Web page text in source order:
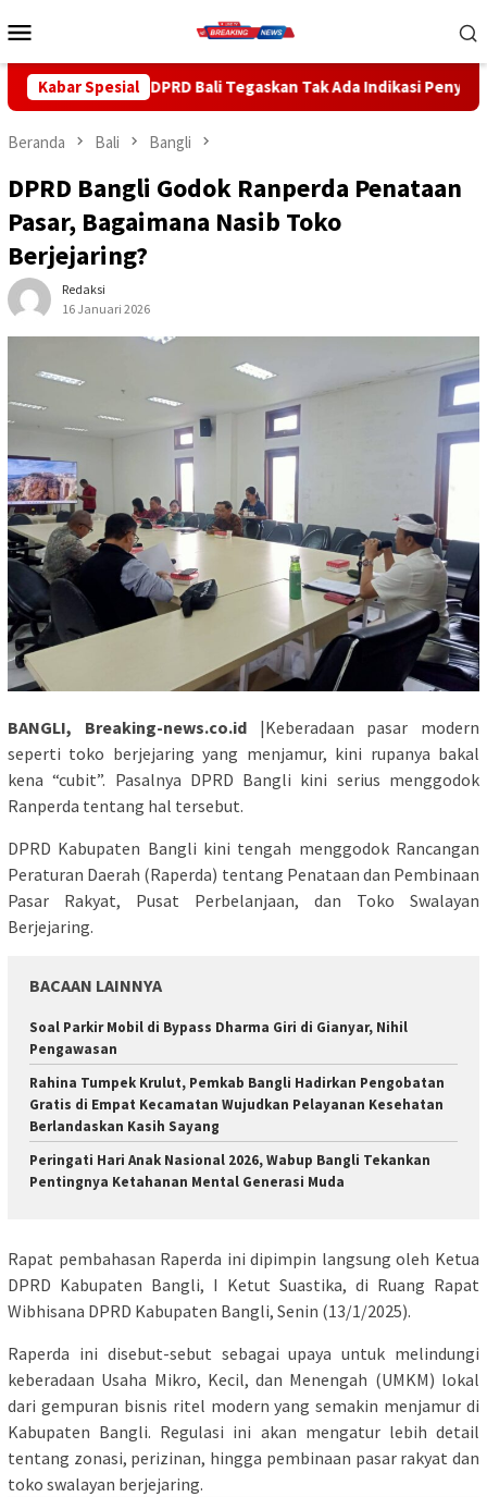
ke
Mobile
Kabar Spesial
Tegaskan Tak Ada Indikasi Penyalahgunaan Barang Sitaan
Beranda Bali Bangli
DPRD Bangli Godok Ranperda Penataan
Pasar, Bagaimana Nasib Toko
Berjejaring?
Redaksi
16 Januari 2026
BANGLI, Breaking-news.co.id|Keberadaan pasar modern
seperti toko berjejaring yang menjamur, kini rupanya bakal
kena “cubit”. Pasalnya DPRD Bangli kini serius menggodok
Ranperda tentang hal tersebut.
DPRD Kabupaten Bangli kini tengah menggodok Rancangan
Peraturan Daerah (Raperda) tentang Penataan dan Pembinaan
Pasar Rakyat, Pusat Perbelanjaan, dan Toko Swalayan
Berjejaring.
BACAAN LAINNYA
Soal Parkir Mobil di Bypass Dharma Giri di Gianyar, Nihil
Pengawasan
Rahina Tumpek Krulut, Pemkab Bangli Hadirkan Pengobatan
Gratis di Empat Kecamatan Wujudkan Pelayanan Kesehatan
Berlandaskan Kasih Sayang
Peringati Hari Anak Nasional 2026, Wabup Bangli Tekankan
Pentingnya Ketahanan Mental Generasi Muda
Rapat pembahasan Raperda ini dipimpin langsung oleh Ketua
DPRD Kabupaten Bangli, I Ketut Suastika, di Ruang Rapat
Wibhisana DPRD Kabupaten Bangli, Senin (13/1/2025).
Raperda ini disebut-sebut sebagai upaya untuk melindungi
keberadaan Usaha Mikro, Kecil, dan Menengah (UMKM) lokal
dari gempuran bisnis ritel modern yang semakin menjamur di
Kabupaten Bangli. Regulasi ini akan mengatur lebih detail
tentang zonasi, perizinan, hingga pembinaan pasar rakyat dan
toko swalayan berjejaring.